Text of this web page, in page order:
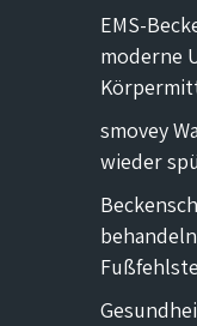
EMS-
moderne
smovey
wieder